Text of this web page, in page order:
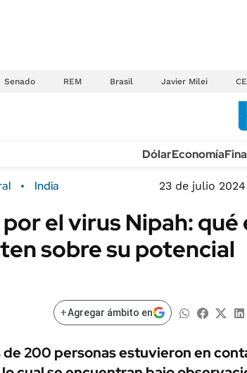
Senado REM Brasil Javier Milei
Sustentabilidad
URUGUAY
MÉXICO
MUNDO
AUTOS
DólarEconomía
India 23 de julio
el virus Nipah: qué
sobre su potencial
+Agregar ámbito en
200 personas estuvieron en